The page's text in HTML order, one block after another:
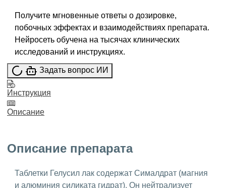
Получите мгновенные ответы о дозировке,
побочных эффектах и взаимодействиях препарата.
Нейросеть обучена на тысячах клинических
исследований и инструкциях.
Задать вопрос ИИ
Инструкция
Описание
Описание препарата
Таблетки Гелусил лак содержат Сималдрат (магния
и алюминия силиката гидрат). Он нейтрализует